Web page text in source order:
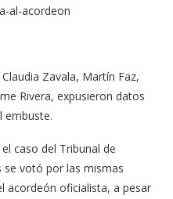
al-acordeon
Zavala, Martín Faz,
Rivera, expusieron datos
embuste.
caso del Tribunal de
se votó por las mismas
acordeón oficialista, a pesar